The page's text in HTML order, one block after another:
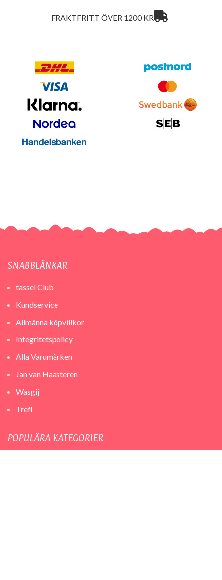
FRAKTFRITT ÖVER 1200 KR
SNABBLÄNKAR
tassel Club
Kundservice
Allmänna köpvillkor
Integritetspolicy
Alla Varumärken
Jan van Haasteren
Wasgij
Trefl
POPULÄRA KATEGORIER